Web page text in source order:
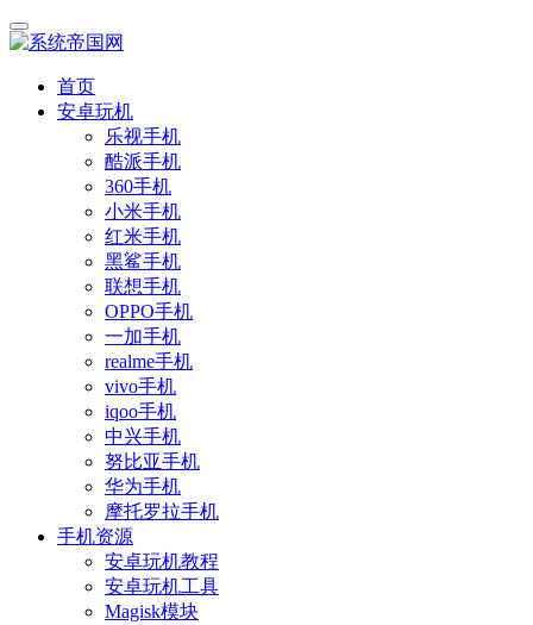
首页
安卓玩机
乐视手机
酷派手机
360手机
小米手机
红米手机
黑鲨手机
联想手机
OPPO手机
一加手机
realme手机
vivo手机
iqoo手机
中兴手机
努比亚手机
华为手机
摩托罗拉手机
手机资源
安卓玩机教程
安卓玩机工具
Magisk模块